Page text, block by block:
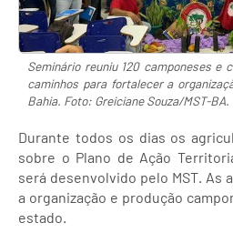
Seminário reuniu 120 camponeses e
caminhos para fortalecer a
Bahia. Foto: Greiciane Souza/MST-BA.
Durante todos os dias os
sobre o Plano de Ação
será desenvolvido pelo MST. As
a organização e produção
estado.